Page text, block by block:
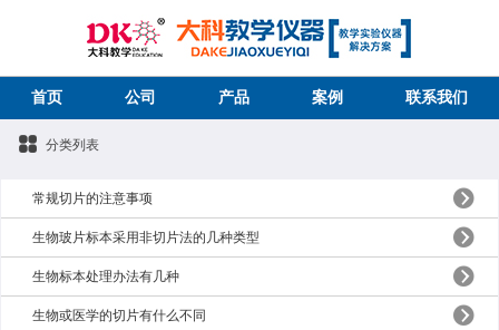
首页 公司 产品 案例 联系我们
分类列表
常规切片的注意事项
生物玻片标本采用非切片法的几种类型
生物标本处理办法有几种
生物或医学的切片有什么不同